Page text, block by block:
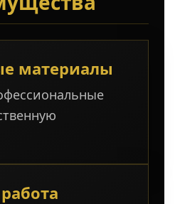
материалы